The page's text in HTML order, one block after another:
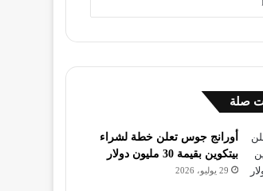
صلة
أورانج جوس تعلن خطة لشراء
بيتكوين بقيمة 30 مليون دولار
29 يوليو، 2026